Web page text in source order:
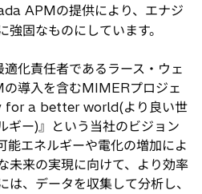
APMの提供により、エナジ
固なものにしています。
化責任者であるラース・ウェ
導入を含むMIMERプロジェ
for a better world(より良い世
ギー)』という当社のビジョン
能エネルギーや電化の増加によ
未来の実現に向けて、より効率
は、データを収集して分析し、